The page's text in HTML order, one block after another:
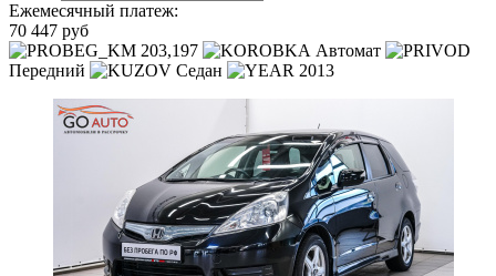
Ежемесячный платеж:
70 447 руб
203,197
Автомат
Передний
Седан 2013